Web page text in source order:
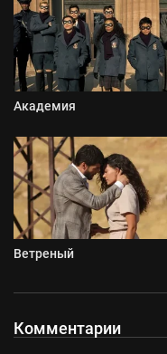
Академия
Ветреный
Комментарии